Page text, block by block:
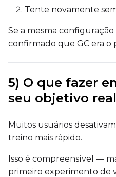
Tente novamente
Se a mesma
confirmado que GC era o
5) O que fazer
seu objetivo
Muitos usuários
treino mais rápido.
Isso é compreensível —
primeiro experimento de